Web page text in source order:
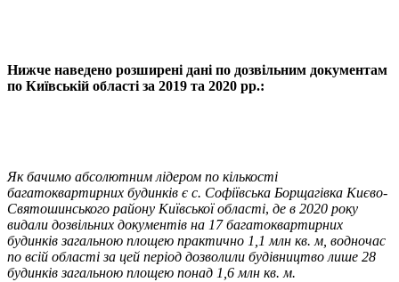
Нижче наведено розширені дані по дозвільним документам
по Київській області за 2019 та 2020 рр.:
Як бачимо абсолютним лідером по кількості
багатоквартирних будинків є с. Софіївська Борщагівка Києво-
Святошинського району Київської області, де в 2020 року
видали дозвільних документів на 17 багатоквартирних
будинків загальною площею практично 1,1 млн кв. м, водночас
по всій області за цей період дозволили будівництво лише 28
будинків загальною площею понад 1,6 млн кв. м.